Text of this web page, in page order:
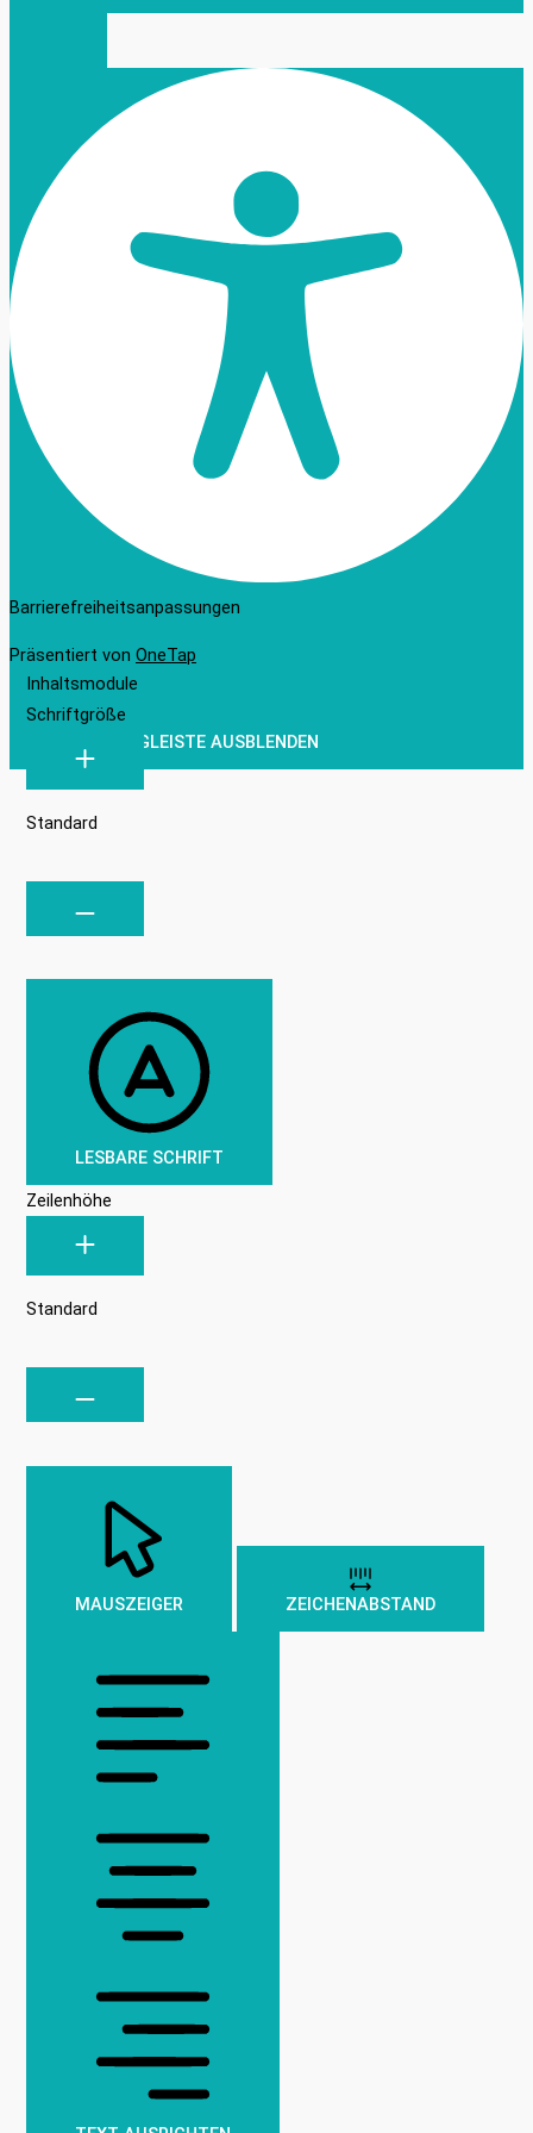
Barrierefreiheitsanpassungen
Präsentiert von OneTap
WERKZEUGLEISTE AUSBLENDEN
Inhaltsmodule
Schriftgröße
Standard
LESBARE SCHRIFT
Zeilenhöhe
Standard
MAUSZEIGER ZEICHENABSTAND